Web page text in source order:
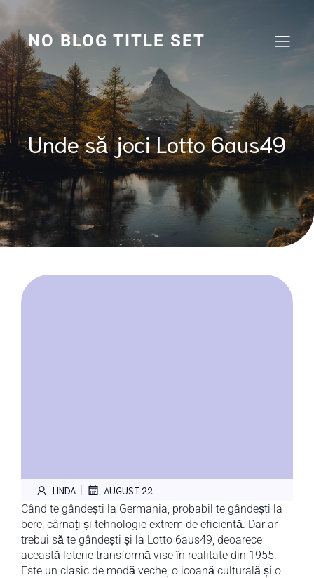
content
NO BLOG TITLE SET
Unde să joci Lotto 6aus49
LINDA | AUGUST 22
Când te gândești la Germania, probabil te gândești la
bere, cârnați și tehnologie extrem de eficientă. Dar ar
trebui să te gândești și la Lotto 6aus49, deoarece
această loterie transformă vise în realitate din 1955.
Este un clasic de modă veche, o icoană culturală și o